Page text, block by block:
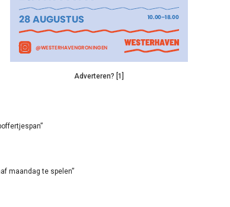
Adverteren? [1]
maandag te spelen”